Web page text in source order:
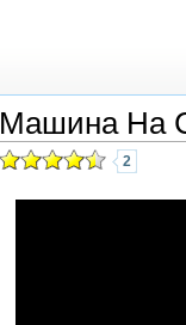
Машина На
2